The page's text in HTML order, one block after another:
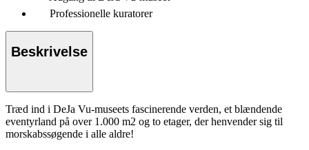
Professionelle kuratorer
Beskrivelse
Træd ind i DeJa Vu-museets fascinerende verden, et blændende
eventyrland på over 1.000 m2 og to etager, der henvender sig til
morskabssøgende i alle aldre!